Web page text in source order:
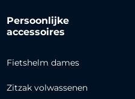
Persoonlijke
accessoires
Fietshelm dames
Zitzak volwassenen